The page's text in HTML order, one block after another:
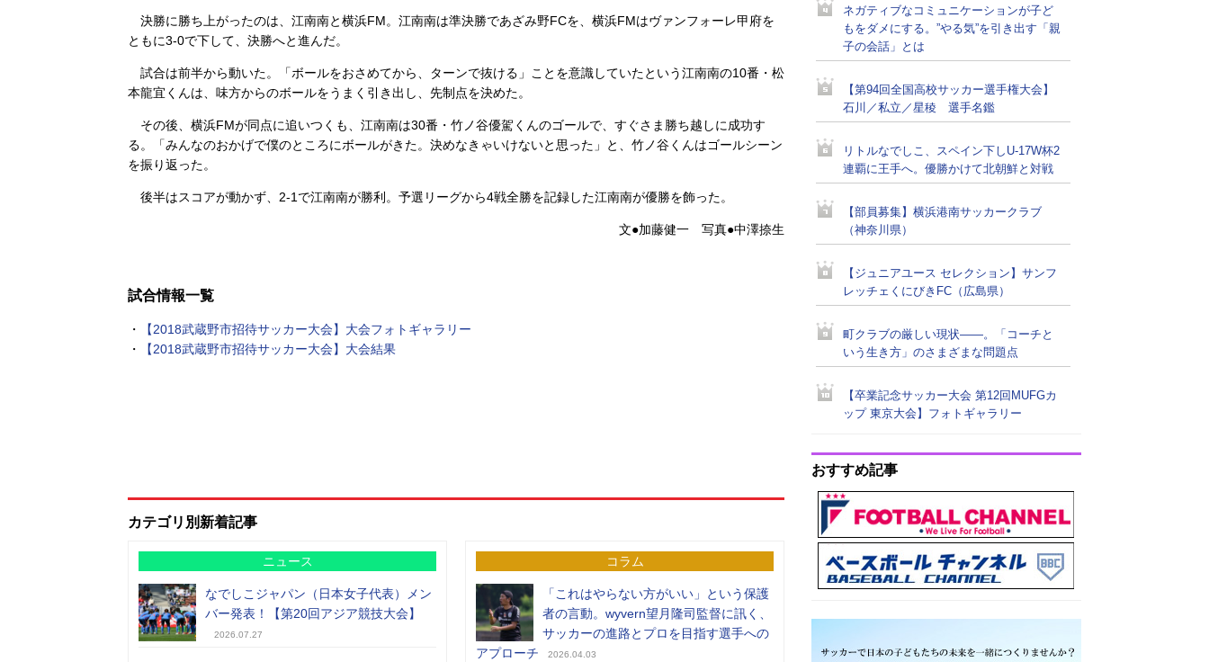
決勝に勝ち上がったのは、江南南と横浜FM。江南南は準決勝であざみ野FCを、横浜FMはヴァンフォーレ甲府を
ともに3-0で下して、決勝へと進んだ。
試合は前半から動いた。「ボールをおさめてから、ターンで抜ける」ことを意識していたという江南南の10番・松
本龍宜くんは、味方からのボールをうまく引き出し、先制点を決めた。
その後、横浜FMが同点に追いつくも、江南南は30番・竹ノ谷優駕くんのゴールで、すぐさま勝ち越しに成功す
る。「みんなのおかげで僕のところにボールがきた。決めなきゃいけないと思った」と、竹ノ谷くんはゴールシーン
を振り返った。
後半はスコアが動かず、2-1で江南南が勝利。予選リーグから4戦全勝を記録した江南南が優勝を飾った。
文●加藤健一 写真●中澤捺生
試合情報一覧
・
【2018武蔵野市招待サッカー大会】大会フォトギャラリー
・
【2018武蔵野市招待サッカー大会】大会結果
カテゴリ別新着記事
ニュース
なでしこジャパン（日本女子代表）メン
バー発表！【第20回アジア競技大会】
2026.07.27
コラム
「これはやらない方がいい」という保護
者の言動。wyvern望月隆司監督に訊く、
サッカーの進路とプロを目指す選手への
アプローチ
2026.04.03
ネガティブなコミュニケーションが子ど
もをダメにする。”やる気”を引き出す「親
子の会話」とは
【第94回全国高校サッカー選手権大会】
石川／私立／星稜 選手名鑑
リトルなでしこ、スペイン下しU-17W杯2
連覇に王手へ。優勝かけて北朝鮮と対戦
【部員募集】横浜港南サッカークラブ
（神奈川県）
【ジュニアユース セレクション】サンフ
レッチェくにびきFC（広島県）
町クラブの厳しい現状――。「コーチと
いう生き方」のさまざまな問題点
【卒業記念サッカー大会 第12回MUFGカ
ップ 東京大会】フォトギャラリー
おすすめ記事